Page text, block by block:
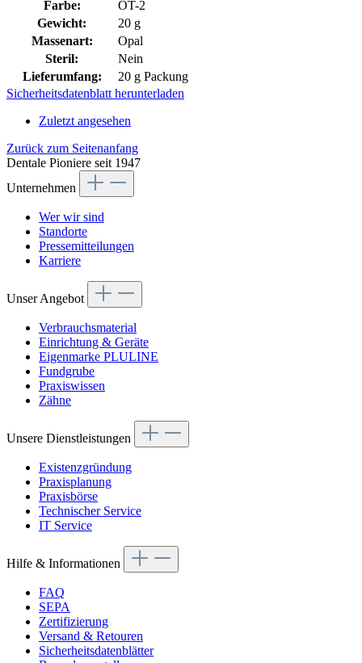
Farbe:
OT-2
Gewicht:
20 g
Massenart:
Opal
Steril:
Nein
Lieferumfang:
20 g Packung
Sicherheitsdatenblatt herunterladen
Zuletzt angesehen
Zurück zum Seitenanfang
Dentale Pioniere seit 1947
Unternehmen
Wer wir sind
Standorte
Pressemitteilungen
Karriere
Unser Angebot
Verbrauchsmaterial
Einrichtung & Geräte
Eigenmarke PLULINE
Fundgrube
Praxiswissen
Zähne
Unsere Dienstleistungen
Existenzgründung
Praxisplanung
Praxisbörse
Technischer Service
IT Service
Hilfe & Informationen
FAQ
SEPA
Zertifizierung
Versand & Retouren
Sicherheitsdatenblätter